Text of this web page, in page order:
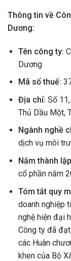
Thông tin về
Dương:
Tên công ty:
Dương
Mã số thuế:
Địa chỉ: Số
Thủ Dầu Một,
Ngành nghề
dịch vụ môi
Năm thành
cổ phần năm
Tóm tắt quy
doanh nghiệp
nghệ hiện đại
Công ty đã
các Huân
khen của Bộ